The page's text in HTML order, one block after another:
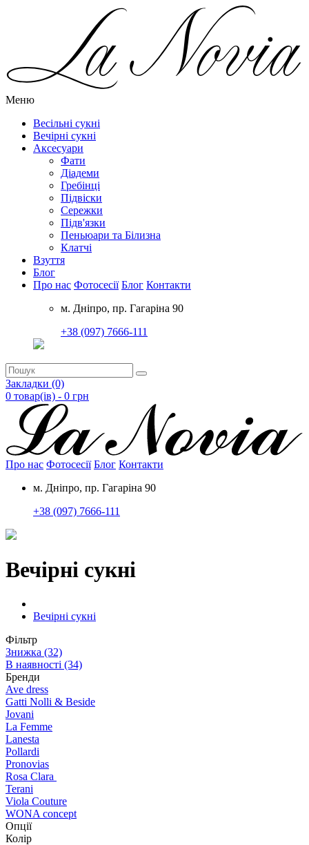
Меню
Весільні сукні
Вечірні сукні
Аксесуари
Фати
Діадеми
Гребінці
Підвіски
Сережки
Підв'язки
Пеньюари та Білизна
Клатчі
Взуття
Блог
Про нас Фотосесії Блог Контакти
м. Дніпро, пр. Гагаріна 90
+38 (097) 7666-111
Закладки (0)
0 товар(ів) - 0 грн
Про нас Фотосесії Блог Контакти
м. Дніпро, пр. Гагаріна 90
+38 (097) 7666-111
Вечірні сукні
Вечірні сукні
Фільтр
Знижка (32)
В наявності (34)
Бренди
Ave dress
Gatti Nolli & Beside
Jovani
La Femme
Lanesta
Pollardi
Pronovias
Rosa Clara
Terani
Viola Couture
WONA concept
Опції
Колір